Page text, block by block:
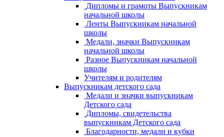
Дипломы и грамоты Выпускникам
начальной школы
Ленты Выпускникам начальной
школы
Медали, значки Выпускникам
начальной школы
Разное Выпускникам начальной
школы
Учителям и родителям
Выпускникам детского сада
Медали и значки выпускникам
Детского сада
Дипломы, свидетельства
выпускникам Детского сада
Благодарности, медали и кубки